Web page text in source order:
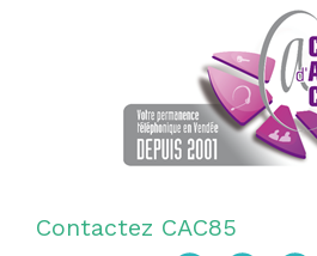
Contactez CAC85